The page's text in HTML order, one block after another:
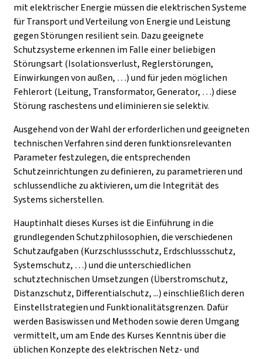
mit elektrischer Energie müssen die elektrischen Systeme
für Transport und Verteilung von Energie und Leistung
gegen Störungen resilient sein. Dazu geeignete
Schutzsysteme erkennen im Falle einer beliebigen
Störungsart (Isolationsverlust, Reglerstörungen,
Einwirkungen von außen, …) und für jeden möglichen
Fehlerort (Leitung, Transformator, Generator, …) diese
Störung raschestens und eliminieren sie selektiv.
Ausgehend von der Wahl der erforderlichen und geeigneten
technischen Verfahren sind deren funktionsrelevanten
Parameter festzulegen, die entsprechenden
Schutzeinrichtungen zu definieren, zu parametrieren und
schlussendliche zu aktivieren, um die Integrität des
Systems sicherstellen.
Hauptinhalt dieses Kurses ist die Einführung in die
grundlegenden Schutzphilosophien, die verschiedenen
Schutzaufgaben (Kurzschlussschutz, Erdschlussschutz,
Systemschutz, …) und die unterschiedlichen
schutztechnischen Umsetzungen (Überstromschutz,
Distanzschutz, Differentialschutz, ...) einschließlich deren
Einstellstrategien und Funktionalitätsgrenzen. Dafür
werden Basiswissen und Methoden sowie deren Umgang
vermittelt, um am Ende des Kurses Kenntnis über die
üblichen Konzepte des elektrischen Netz- und